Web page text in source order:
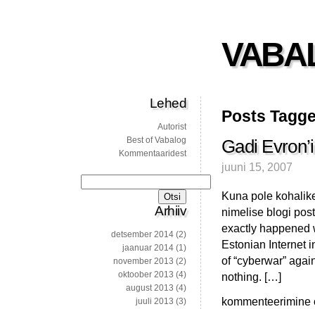
Posts
Gadi
juuni 15, 2007
Kuna pole
nimelise blogi
exactly happened
Estonian Internet
of “cyberwar”
nothing. […]
Gadi
Lehed
Autorist
Best of Vabalog
Kommentaaridest
Arhiiv
detsember 2014 (2)
jaanuar 2014 (1)
november 2013 (2)
oktoober 2013 (4)
august 2013 (4)
juuli 2013 (3)